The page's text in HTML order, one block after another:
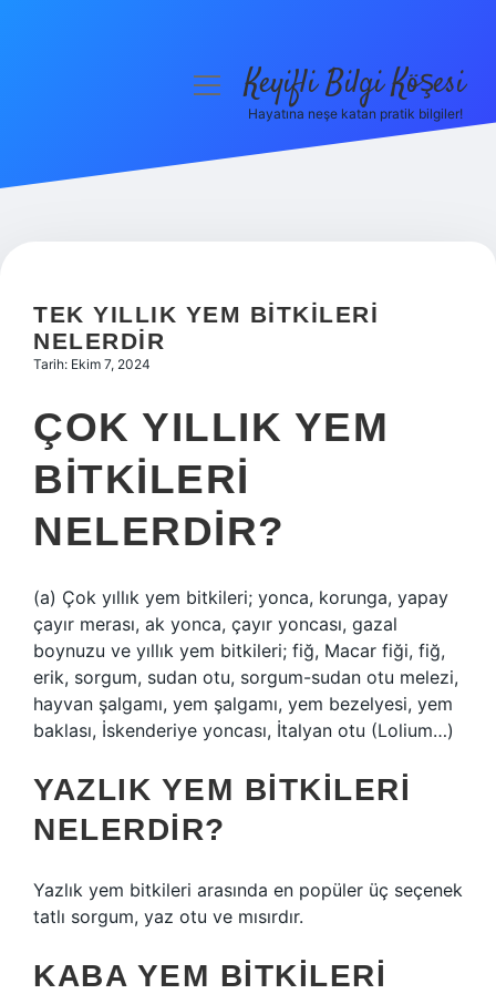
Hakkımızda
menüyüKeyifli Bilgi Köşesi
Hayatına neşe katan pratik bilgiler!
TEK YILLIK YEM BITKILERI
NELERDIR
Tarih: Ekim 7, 2024
ÇOK YILLIK YEM
BITKILERI
NELERDIR?
(a) Çok yıllık yem bitkileri; yonca, korunga, yapay
çayır merası, ak yonca, çayır yoncası, gazal
boynuzu ve yıllık yem bitkileri; fiğ, Macar fiği, fiğ,
erik, sorgum, sudan otu, sorgum-sudan otu melezi,
hayvan şalgamı, yem şalgamı, yem bezelyesi, yem
baklası, İskenderiye yoncası, İtalyan otu (Lolium…)
YAZLIK YEM BITKILERI
NELERDIR?
Yazlık yem bitkileri arasında en popüler üç seçenek
tatlı sorgum, yaz otu ve mısırdır.
KABA YEM BITKILERI